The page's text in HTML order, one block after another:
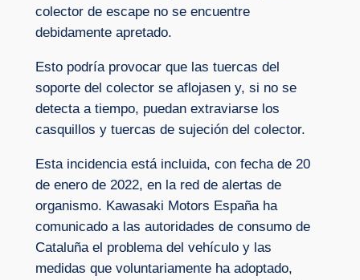
colector de escape no se encuentre
debidamente apretado.
Esto podría provocar que las tuercas del
soporte del colector se aflojasen y, si no se
detecta a tiempo, puedan extraviarse los
casquillos y tuercas de sujeción del colector.
Esta incidencia está incluida, con fecha de 20
de enero de 2022, en la red de alertas de
organismo. Kawasaki Motors España ha
comunicado a las autoridades de consumo de
Cataluña el problema del vehículo y las
medidas que voluntariamente ha adoptado,